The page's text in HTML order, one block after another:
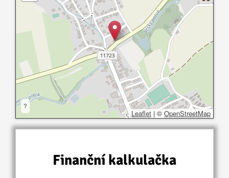
?
Leaflet | © OpenStreetMap
Finanční kalkulačka